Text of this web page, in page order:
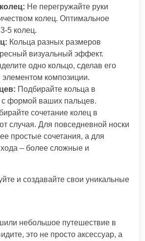
Не перегружайте руки
колец. Оптимальное
5 колец.
Кольца разных размеров
визуальный эффект.
одно кольцо, сделав его
композиции.
Подбирайте кольца в
с формой ваших пальцев.
сочетание колец в
случая. Для повседневной носки
простые сочетания, а для
– более сложные и
и создавайте свои уникальные
небольшое путешествие в
это не просто аксессуар, а